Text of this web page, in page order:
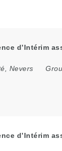
d’Intérim
Nevers
d’Intérim